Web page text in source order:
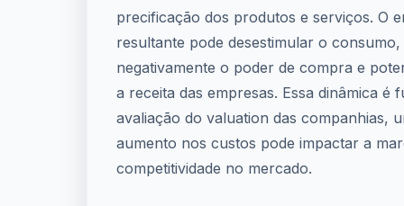
precificação dos produtos e serviços. O
resultante pode desestimular o
negativamente o poder de compra e
a receita das empresas. Essa dinâmica é
avaliação do valuation das companhias,
aumento nos custos pode impactar a
competitividade no mercado.